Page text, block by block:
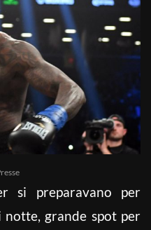
si preparavano per
notte, grande spot per